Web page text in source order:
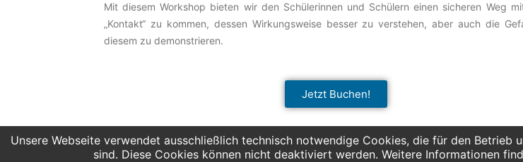
Mit diesem Workshop bieten wir den Schülerinnen und Schülern einen sicheren Weg
„Kontakt“ zu kommen, dessen Wirkungsweise besser zu verstehen, aber auch die
diesem zu demonstrieren.
Jetzt Buchen!
Unsere Webseite verwendet ausschließlich technisch notwendige Cookies, die für den Betrieb
sind. Diese Cookies können nicht deaktiviert werden. Weitere Informationen